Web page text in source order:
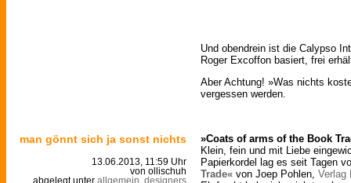
Und obendrein ist die Calypso
Roger Excoffon basiert, frei
Aber Achtung! »Was nichts
vergessen werden.
man gönnt sich ja sonst nichts
13.06.2013, 11:59 Uhr
von ollischuh
abgelegt unter allgemein designers
»Coats of arms of the Book
Klein, fein und mit Liebe
Papierkordel lag es seit Tagen
Trade« von Joep Pohlen, Verlag